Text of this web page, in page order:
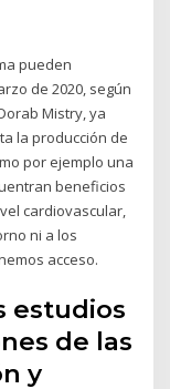
pueden
de 2020, según
Mistry, ya
la producción de
por ejemplo una
beneficios
cardiovascular,
ni a los
acceso.
estudios
de las
y